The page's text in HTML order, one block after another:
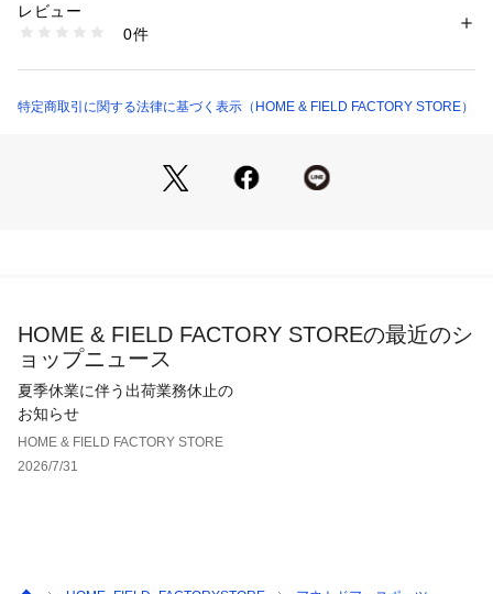
下段：飲料水（350mL缶が8本）や食材などの保冷するものを
上段内生地：ポリエステル（PUコーティング）
下段内生地：EVA
中敷：ポリエチレン
生産国：中国
レビュー
0件
特定商取引に関する法律に基づく表示（HOME & FIELD FACTORY STORE）
HOME & FIELD FACTORY STOREの最近のシ
ョップニュース
夏季休業に伴う出荷業務休止の
お知らせ
HOME & FIELD FACTORY STORE
2026/7/31